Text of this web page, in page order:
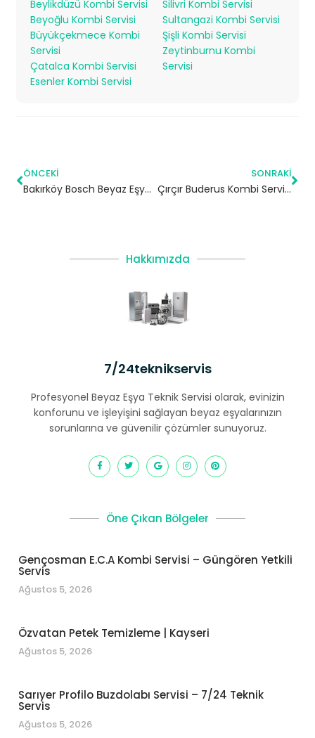
Beylikdüzü Kombi Servisi
Beyoğlu Kombi Servisi
Büyükçekmece Kombi
Servisi
Çatalca Kombi Servisi
Esenler Kombi Servisi
Silivri Kombi Servisi
Sultangazi Kombi Servisi
Şişli Kombi Servisi
Zeytinburnu Kombi
Servisi
ÖNCEKI
Bakırköy Bosch Beyaz Eşya Servisi
SONRAKI
Çırçır Buderus Kombi Servisi – Eyüpsultan Yetkili Servis
Hakkımızda
7/24teknikservis
Profesyonel Beyaz Eşya Teknik Servisi olarak, evinizin
konforunu ve işleyişini sağlayan beyaz eşyalarınızın
sorunlarına ve güvenilir çözümler sunuyoruz.
Öne Çıkan Bölgeler
Gençosman E.C.A Kombi Servisi – Güngören Yetkili
Servis
Ağustos 5, 2026
Özvatan Petek Temizleme | Kayseri
Ağustos 5, 2026
Sarıyer Profilo Buzdolabı Servisi – 7/24 Teknik
Servis
Ağustos 5, 2026